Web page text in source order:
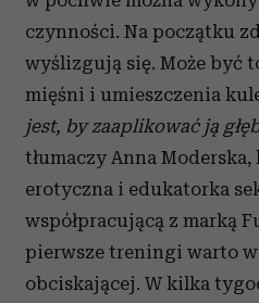
czynności. Na początku
wyślizgują się. Może być
mięśni i umieszczenia
jest, by zaaplikować ją
tłumaczy Anna
erotyczna i edukatorka
współpracującą z marką
pierwsze treningi warto
obciskającej. W kilka